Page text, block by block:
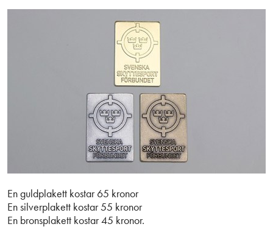
En guldplakett kostar 65 kronor
En silverplakett kostar 55 kronor
En bronsplakett kostar 45 kronor.